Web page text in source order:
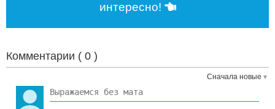
интересно!
Комментарии ( 0 )
Сначала новые